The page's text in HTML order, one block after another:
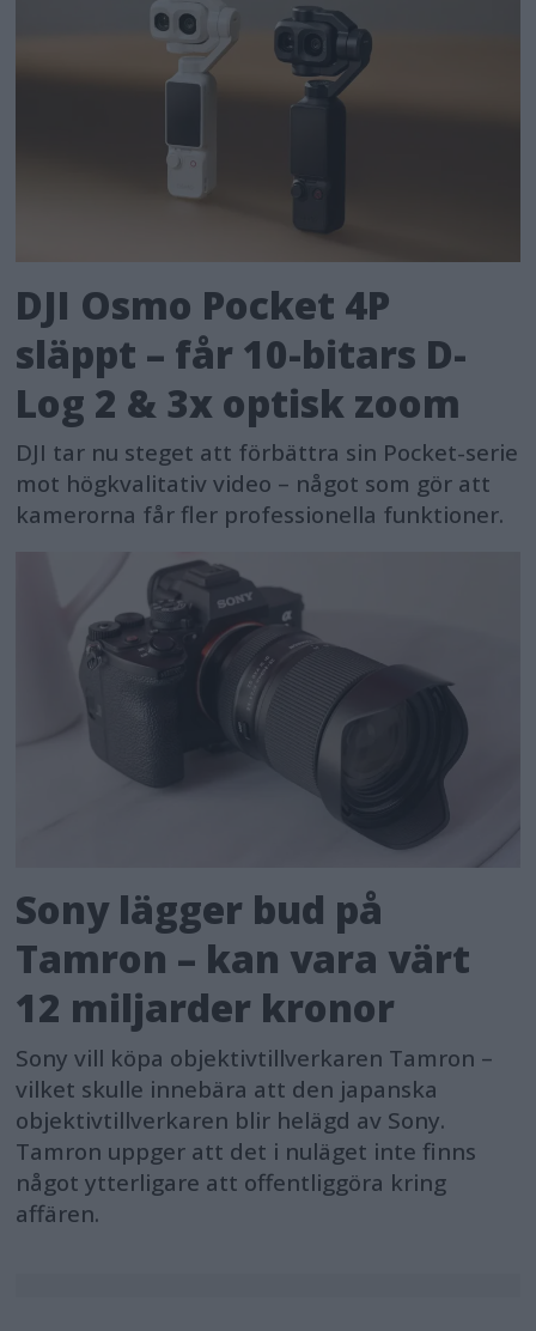
DJI Osmo Pocket 4P
släppt – får 10-bitars D-
Log 2 & 3x optisk zoom
DJI tar nu steget att förbättra sin Pocket-serie
mot högkvalitativ video – något som gör att
kamerorna får fler professionella funktioner.
Sony lägger bud på
Tamron – kan vara värt
12 miljarder kronor
Sony vill köpa objektivtillverkaren Tamron –
vilket skulle innebära att den japanska
objektivtillverkaren blir helägd av Sony.
Tamron uppger att det i nuläget inte finns
något ytterligare att offentliggöra kring
affären.